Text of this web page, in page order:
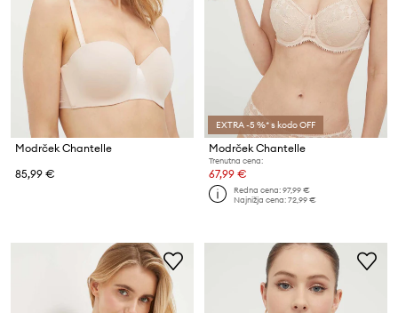
Modrček Chantelle
85,99 €
EXTRA -5 %* s kodo OFF
Modrček Chantelle
Trenutna cena:
67,99 €
Redna cena:97,99 €
Najnižja cena:72,99 €